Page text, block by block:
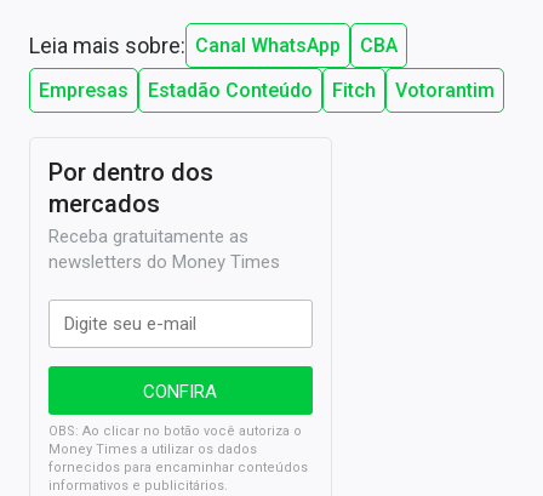
Leia mais sobre: Canal WhatsApp
CBA
Empresas
Estadão Conteúdo Fitch Votorantim
Por dentro dos
mercados
Receba gratuitamente as
newsletters do Money Times
OBS: Ao clicar no botão você autoriza o
Money Times a utilizar os dados
fornecidos para encaminhar conteúdos
informativos e publicitários.